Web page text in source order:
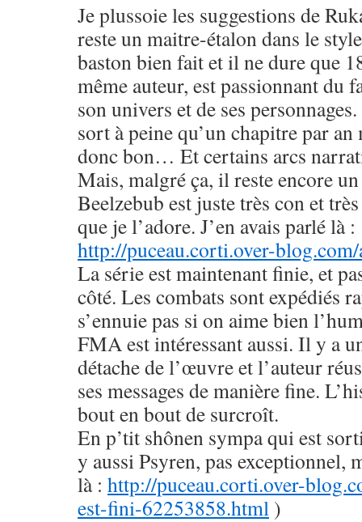
Je plussoie les suggestions de
reste un maitre-étalon dans le
baston bien fait et il ne dure que
même auteur, est passionnant du
son univers et de ses
sort à peine qu’un chapitre par
donc bon… Et certains arcs
Mais, malgré ça, il reste encore
Beelzebub est juste très con et
que je l’adore. J’en avais parlé là :
http://puceau.corti.over-
La série est maintenant finie, et
côté. Les combats sont expédiés
s’ennuie pas si on aime bien
FMA est intéressant aussi. Il y a
détache de l’œuvre et l’auteur
ses messages de manière fine.
bout en bout de surcroît.
En p’tit shônen sympa qui est
y aussi Psyren, pas exceptionnel,
là : http://puceau.corti.over-
est-fini-62253858.html )